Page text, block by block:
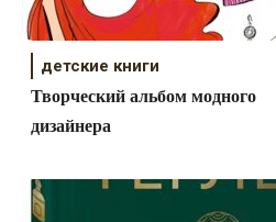
детские книги
Творческий альбом модного
дизайнера